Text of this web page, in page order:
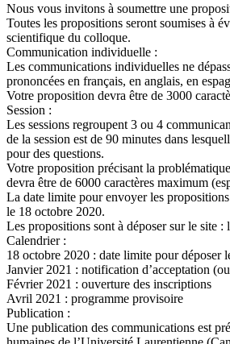
Nous vous invitons à soumettre une
Toutes les propositions seront soumises à
scientifique du colloque.
Communication individuelle :
Les communications individuelles ne
prononcées en français, en anglais, en
Votre proposition devra être de 3000
Session :
Les sessions regroupent 3 ou 4
de la session est de 90 minutes dans
pour des questions.
Votre proposition précisant la
devra être de 6000 caractères maximum
La date limite pour envoyer les
le 18 octobre 2020.
Les propositions sont à déposer sur le site :
Calendrier :
18 octobre 2020 : date limite pour déposer
Janvier 2021 : notification d’acceptation
Février 2021 : ouverture des inscriptions
Avril 2021 : programme provisoire
Publication :
Une publication des communications est